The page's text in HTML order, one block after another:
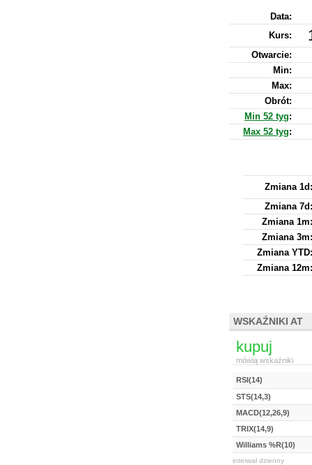
Data:
Kurs:
Otwarcie:
Min:
Max:
Obrót:
Min 52 tyg:
Max 52 tyg:
Zmiana 1d:
Zmiana 7d:
Zmiana 1m:
Zmiana 3m:
Zmiana YTD:
Zmiana 12m:
WSKAŹNIKI AT
kupuj
mówią wskaźniki
RSI(14)
STS(14,3)
MACD(12,26,9)
TRIX(14,9)
Williams %R(10)
interwał dzienny